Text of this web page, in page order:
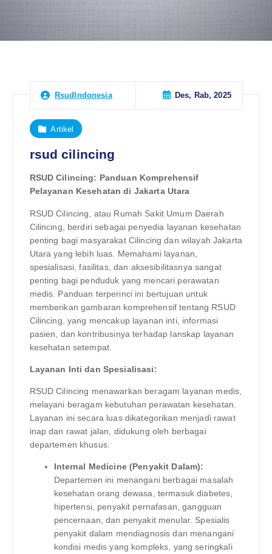
RsudIndonesia Des, Rab, 2025
Artikel
rsud cilincing
RSUD Cilincing: Panduan Komprehensif
Pelayanan Kesehatan di Jakarta Utara
RSUD Cilincing, atau Rumah Sakit Umum Daerah
Cilincing, berdiri sebagai penyedia layanan kesehatan
penting bagi masyarakat Cilincing dan wilayah Jakarta
Utara yang lebih luas. Memahami layanan,
spesialisasi, fasilitas, dan aksesibilitasnya sangat
penting bagi penduduk yang mencari perawatan
medis. Panduan terperinci ini bertujuan untuk
memberikan gambaran komprehensif tentang RSUD
Cilincing, yang mencakup layanan inti, informasi
pasien, dan kontribusinya terhadap lanskap layanan
kesehatan setempat.
Layanan Inti dan Spesialisasi:
RSUD Cilincing menawarkan beragam layanan medis,
melayani beragam kebutuhan perawatan kesehatan.
Layanan ini secara luas dikategorikan menjadi rawat
inap dan rawat jalan, didukung oleh berbagai
departemen khusus.
Internal Medicine (Penyakit Dalam):
Departemen ini menangani berbagai masalah
kesehatan orang dewasa, termasuk diabetes,
hipertensi, penyakit pernafasan, gangguan
pencernaan, dan penyakit menular. Spesialis
penyakit dalam mendiagnosis dan menangani
kondisi medis yang kompleks, yang seringkali